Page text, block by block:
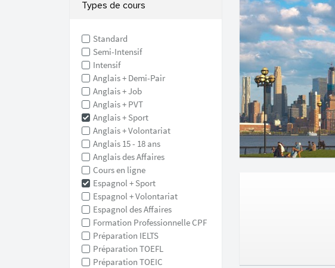
Types de cours
Standard
Semi-Intensif
Intensif
Anglais + Demi-Pair
Anglais + Job
Anglais + PVT
Anglais + Sport
Anglais + Volontariat
Anglais 15 - 18 ans
Anglais des Affaires
Cours en ligne
Espagnol + Sport
Espagnol + Volontariat
Espagnol des Affaires
Formation Professionnelle CPF
Préparation IELTS
Préparation TOEFL
Préparation TOEIC